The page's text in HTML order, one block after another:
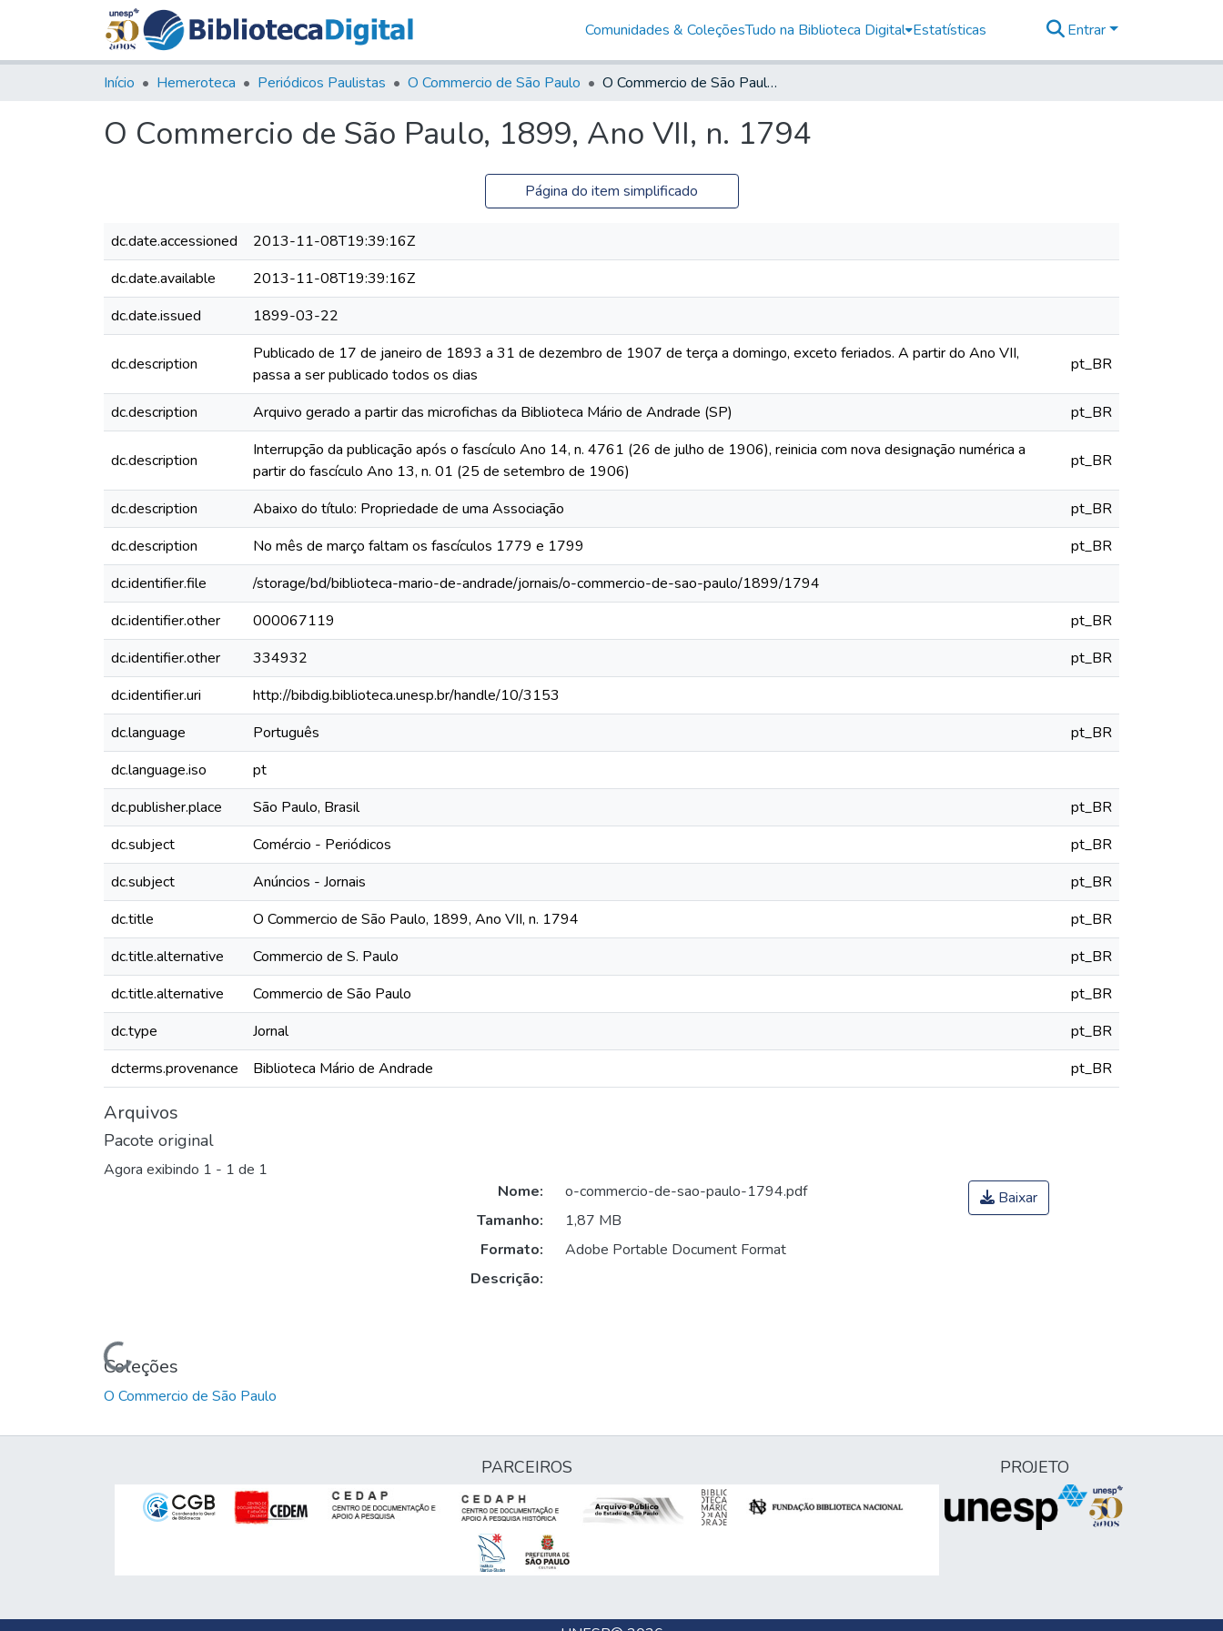
Comunidades & ColeçõesTudo na Biblioteca Digital Estatísticas Entrar
Início Hemeroteca Periódicos Paulistas O Commercio de São Paulo O Commercio de São Paulo, 1899, Ano VII, n. 1794
O Commercio de São Paulo, 1899, Ano VII, n. 1794
Página do item simplificado
dc.date.accessioned
2013-11-08T19:39:16Z
dc.date.available
2013-11-08T19:39:16Z
dc.date.issued
1899-03-22
dc.description
Publicado de 17 de janeiro de 1893 a 31 de dezembro de 1907 de terça a domingo, exceto feriados. A partir do Ano VII,
passa a ser publicado todos os dias
pt_BR
dc.description Arquivo gerado a partir das microfichas da Biblioteca Mário de Andrade (SP) pt_BR
dc.description
Interrupção da publicação após o fascículo Ano 14, n. 4761 (26 de julho de 1906), reinicia com nova designação numérica a
partir do fascículo Ano 13, n. 01 (25 de setembro de 1906)
pt_BR
dc.description Abaixo do título: Propriedade de uma Associação
pt_BR
dc.description
No mês de março faltam os fascículos 1779 e 1799
pt_BR
dc.identifier.file
/storage/bd/biblioteca-mario-de-andrade/jornais/o-commercio-de-sao-paulo/1899/1794
dc.identifier.other
000067119
pt_BR
dc.identifier.other
334932
pt_BR
dc.identifier.uri
http://bibdig.biblioteca.unesp.br/handle/10/3153
dc.language
Português
pt_BR
dc.language.iso
pt
dc.publisher.place
São Paulo, Brasil
pt_BR
dc.subject
Comércio - Periódicos
pt_BR
dc.subject
Anúncios - Jornais
pt_BR
dc.title
O Commercio de São Paulo, 1899, Ano VII, n. 1794
pt_BR
dc.title.alternative
Commercio de S. Paulo
pt_BR
dc.title.alternative
Commercio de São Paulo
pt_BR
dc.type
Jornal
pt_BR
dcterms.provenance
Biblioteca Mário de Andrade pt_BR
Arquivos
Pacote original
Agora exibindo 1 - 1 de 1
Carregando...
Nome:
o-commercio-de-sao-paulo-1794.pdf
Tamanho:
1,87 MB
Formato:
Adobe Portable Document Format
Descrição:
Baixar
Coleções
O Commercio de São Paulo
PARCEIROS PROJETO